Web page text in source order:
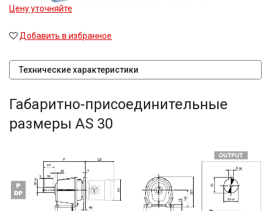
Цену уточняйте
Добавить в избранное
Технические характеристики
Габаритно-присоединительные
размеры AS 30